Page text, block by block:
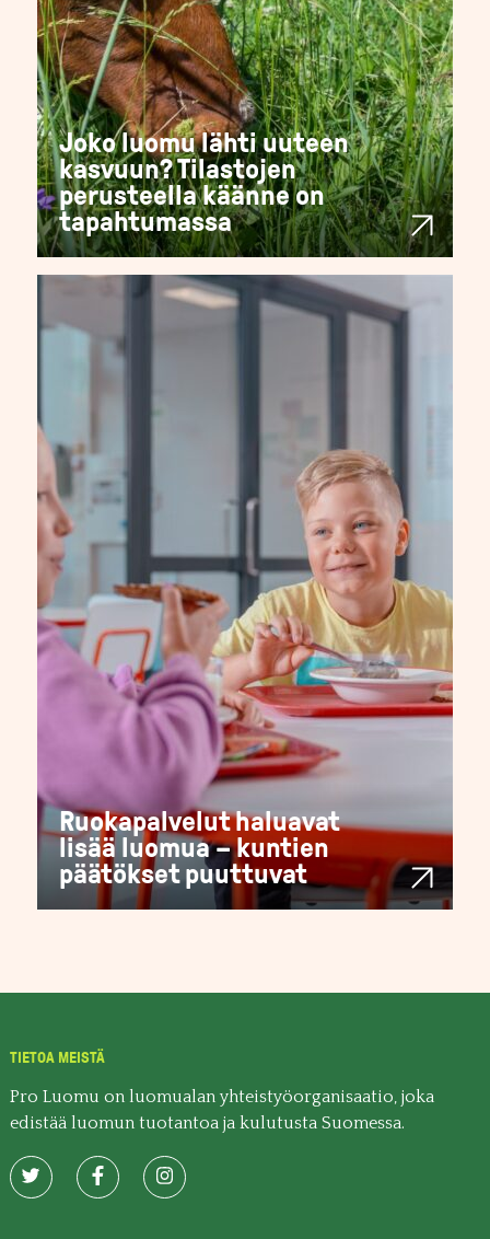
Joko luomu lähti uuteen
kasvuun? Tilastojen
perusteella käänne on
tapahtumassa
Ruokapalvelut haluavat
lisää luomua – kuntien
päätökset puuttuvat
TIETOA MEISTÄ
Pro Luomu on luomualan yhteistyöorganisaatio, joka
edistää luomun tuotantoa ja kulutusta Suomessa.